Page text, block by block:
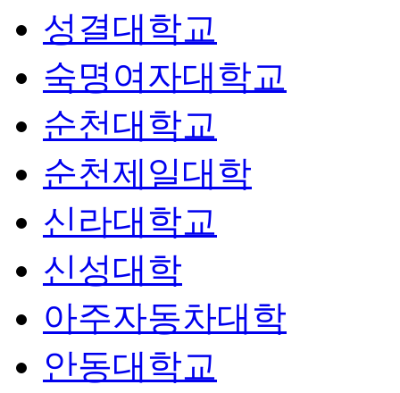
성결대학교
숙명여자대학교
순천대학교
순천제일대학
신라대학교
신성대학
아주자동차대학
안동대학교